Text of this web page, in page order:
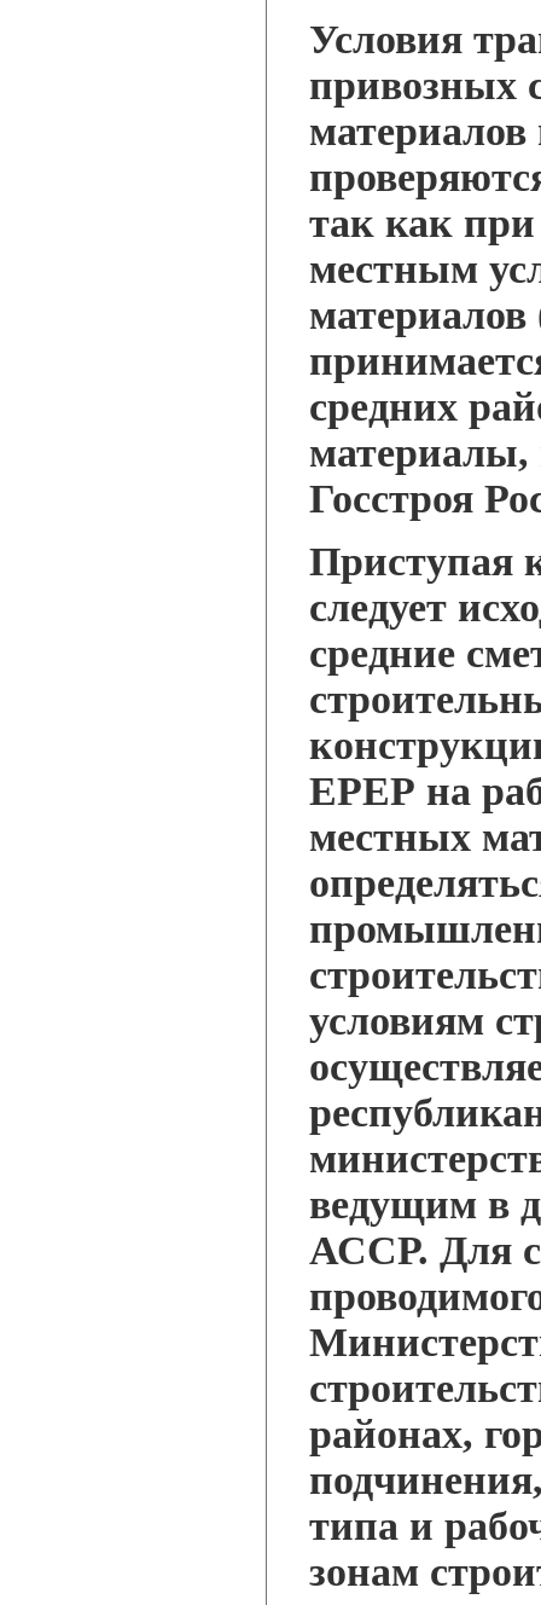
Условия
привозных
так как
местным
средних
материалы,
Госстроя
Приступая
следует
средние
ЕРЕР на
местных
условиям
ведущим в
АССР. Для
районах,
типа и
зонам